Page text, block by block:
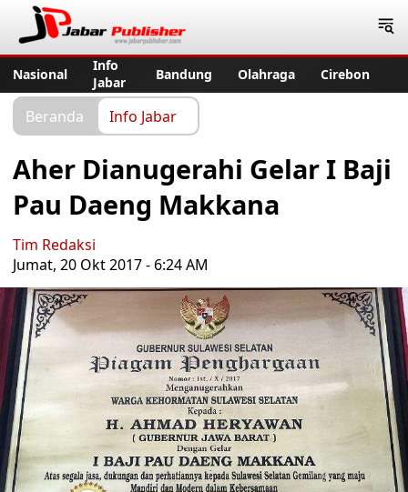
Nasional
Info
Jabar
Bandung Olahraga Cirebon
Beranda Info Jabar
Aher Dianugerahi Gelar I Baji
Pau Daeng Makkana
Tim Redaksi
Jumat, 20 Okt 2017 - 6:24 AM